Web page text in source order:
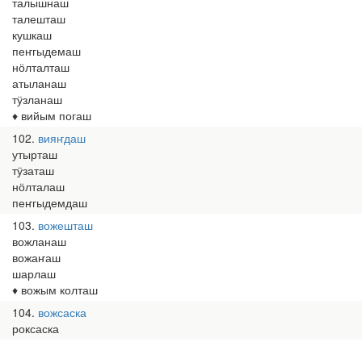
талешташ
кушкаш
пеҥгыдемаш
нӧлталташ
атыланаш
тӱзланаш
♦ вийым погаш
102 вияҥдаш
утырташ
тӱзаташ
нӧлталаш
пеҥгыдемдаш
103 вожешташ
вожланаш
вожаҥаш
шарлаш
♦ вожым колташ
104 вожсаска
роксаска